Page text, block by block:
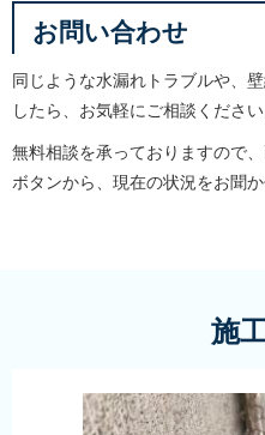
お問い合わせ
同じような水漏れトラブルや、
したら、お気軽にご相談ください
無料相談を承っておりますので
ボタンから、現在の状況をお聞か
施